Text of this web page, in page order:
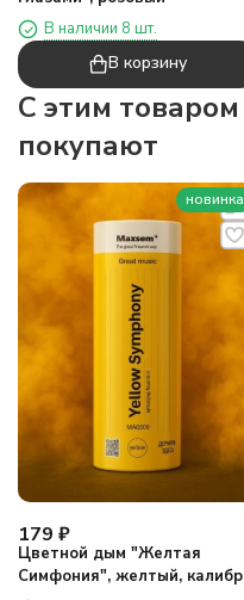
В наличии 8 шт.
В корзину
C этим
покупают
новинка
179 ₽
Цветной дым "Желтая
Симфония", желтый, калибр